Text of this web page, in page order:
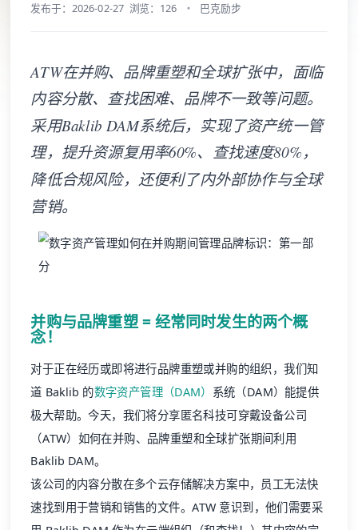
发布于：2026-02-27 浏览：126 巴克励步
ATW在并购、品牌重塑和全球扩张中，面临
内容分散、查找困难、品牌不一致等问题。
采用Baklib DAM系统后，实现了资产统一管
理，提升资源复用率60%、查找速度80%，
降低合规风险，还便利了内外部协作与全球
营销。
并购与品牌重塑 = 经常同时发生的两个概
念！
对于正在经历或即将进行品牌重塑或并购的组织，我们知
道 Baklib 的数字资产管理（DAM） 系统（DAM）能提供
极大帮助。今天，我们将分享匿名科技可穿戴设备公司
（ATW）如何在并购、品牌重塑和全球扩张期间利用
Baklib DAM。
该公司的内容分散在多个云存储解决方案中，员工无法快
速找到用于营销和销售的文件。ATW 意识到，他们需要采